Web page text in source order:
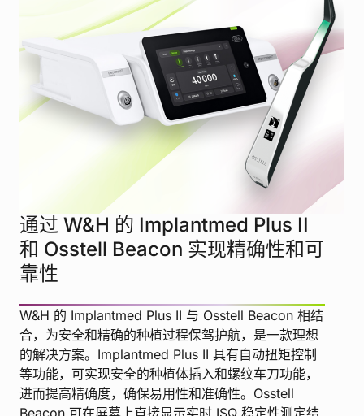
IMPLANTMED PLUS II & OSSTELL BEACON
通过 W&H 的 Implantmed Plus II
和 Osstell Beacon 实现精确性和可
靠性
W&H 的 Implantmed Plus II 与 Osstell Beacon 相结
合，为安全和精确的种植过程保驾护航，是一款理想
的解决方案。Implantmed Plus II 具有自动扭矩控制
等功能，可实现安全的种植体插入和螺纹车刀功能，
进而提高精确度，确保易用性和准确性。Osstell
Beacon 可在屏幕上直接显示实时 ISQ 稳定性测定结